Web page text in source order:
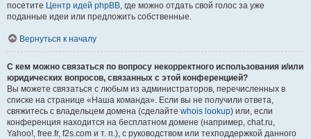
посетите Центр идей phpBB, где можно отдать свой голос за уже
поданные идеи или предложить собственные.
Вернуться к началу
С кем можно связаться по вопросу некорректного использования и/или
юридических вопросов, связанных с этой конференцией?
Вы можете связаться с любым из администраторов, перечисленных в
списке на странице «Наша команда». Если вы не получили ответа,
свяжитесь с владельцем домена (сделайте whois lookup) или, если
конференция находится на бесплатном домене (например, chat.ru,
Yahoo!, free.fr, f2s.com и т. п.), с руководством или техподдержкой данного